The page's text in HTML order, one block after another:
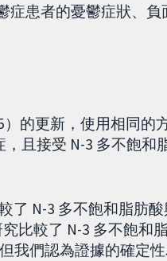
患者的憂鬱症狀、負
的更新，使用相同的
且接受 N-3 多不飽和
了 N-3 多不飽和脂肪
比較了 N-3 多不飽和
們認為證據的確定性